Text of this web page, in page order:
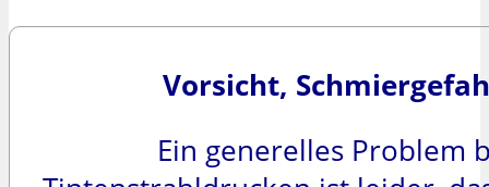
Vorsicht,
Ein generelles Problem